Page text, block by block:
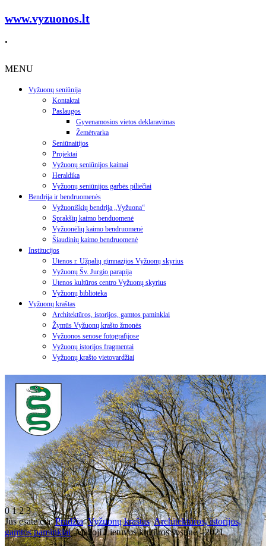
www.vyzuonos.lt
.
MENU
Vyžuonų seniūnija
Kontaktai
Paslaugos
Gyvenamosios vietos deklaravimas
Žemėtvarka
Seniūnaitijos
Projektai
Vyžuonų seniūnijos kaimai
Heraldika
Vyžuonų seniūnijos garbės piliečiai
Bendrija ir bendruomenės
Vyžuoniškių bendrija „Vyžuona“
Sprakšių kaimo benduomenė
Vyžuonėlių kaimo bendruomenė
Šiaudinių kaimo bendruomenė
Institucijos
Utenos r. Užpalių gimnazijos Vyžuonų skyrius
Vyžuonų Šv. Jurgio parapija
Utenos kultūros centro Vyžuonų skyrius
Vyžuonų biblioteka
Vyžuonų kraštas
Architektūros, istorijos, gamtos paminklai
Žymūs Vyžuonų krašto žmonės
Vyžuonos senose fotografijose
Vyžuonų istorijos fragmentai
Vyžuonų krašto vietovardžiai
0123
Jūs esate čia:Pradžia Vyžuonų kraštas Architektūros, istorijos,
gamtos paminklai Mažoji Lietuvos kultūros sostinė - 2021